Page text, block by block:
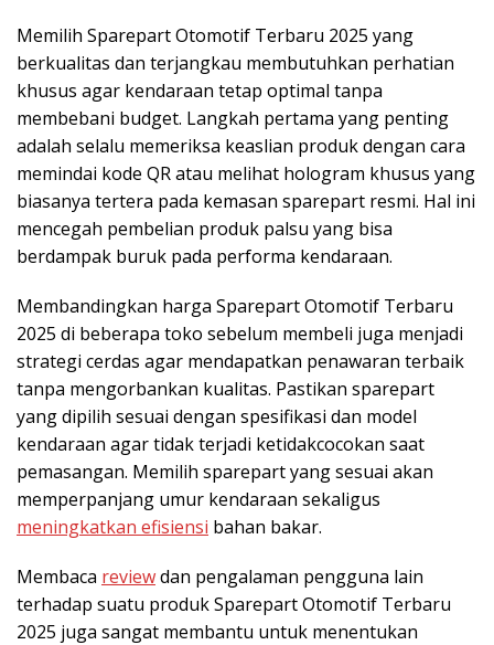
Memilih Sparepart Otomotif Terbaru 2025 yang
berkualitas dan terjangkau membutuhkan perhatian
khusus agar kendaraan tetap optimal tanpa
membebani budget. Langkah pertama yang penting
adalah selalu memeriksa keaslian produk dengan cara
memindai kode QR atau melihat hologram khusus yang
biasanya tertera pada kemasan sparepart resmi. Hal ini
mencegah pembelian produk palsu yang bisa
berdampak buruk pada performa kendaraan.
Membandingkan harga Sparepart Otomotif Terbaru
2025 di beberapa toko sebelum membeli juga menjadi
strategi cerdas agar mendapatkan penawaran terbaik
tanpa mengorbankan kualitas. Pastikan sparepart
yang dipilih sesuai dengan spesifikasi dan model
kendaraan agar tidak terjadi ketidakcocokan saat
pemasangan. Memilih sparepart yang sesuai akan
memperpanjang umur kendaraan sekaligus
meningkatkan efisiensi bahan bakar.
Membaca reviewdan pengalaman pengguna lain
terhadap suatu produk Sparepart Otomotif Terbaru
2025 juga sangat membantu untuk menentukan